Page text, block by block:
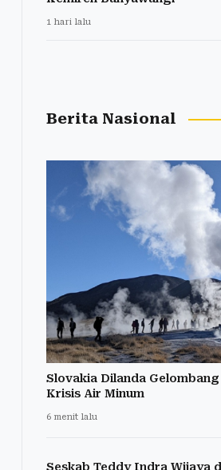
1 hari lalu
Berita Nasional
Slovakia Dilanda Gelombang
Krisis Air Minum
6 menit lalu
Seskab Teddy Indra Wijaya